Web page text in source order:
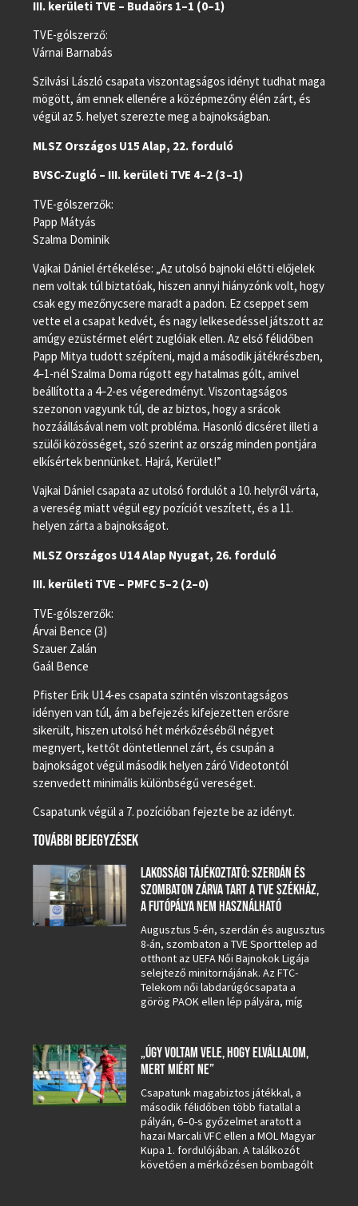
III. kerületi TVE – Budaörs 1–1 (0–1)
TVE-gólszerző:
Várnai Barnabás
Szilvási László csapata viszontagságos idényt tudhat maga
mögött, ám ennek ellenére a középmezőny élén zárt, és
végül az 5. helyet szerezte meg a bajnokságban.
MLSZ Országos U15 Alap, 22. forduló
BVSC-Zugló – III. kerületi TVE 4–2 (3–1)
TVE-gólszerzők:
Papp Mátyás
Szalma Dominik
Vajkai Dániel értékelése: „Az utolsó bajnoki előtti előjelek
nem voltak túl biztatóak, hiszen annyi hiányzónk volt, hogy
csak egy mezőnycsere maradt a padon. Ez cseppet sem
vette el a csapat kedvét, és nagy lelkesedéssel játszott az
amúgy ezüstérmet elért zuglóiak ellen. Az első félidőben
Papp Mitya tudott szépíteni, majd a második játékrészben,
4–1-nél Szalma Doma rúgott egy hatalmas gólt, amivel
beállította a 4–2-es végeredményt. Viszontagságos
szezonon vagyunk túl, de az biztos, hogy a srácok
hozzáállásával nem volt probléma. Hasonló dicséret illeti a
szülői közösséget, szó szerint az ország minden pontjára
elkísértek bennünket. Hajrá, Kerület!”
Vajkai Dániel csapata az utolsó fordulót a 10. helyről várta,
a vereség miatt végül egy pozíciót veszített, és a 11.
helyen zárta a bajnokságot.
MLSZ Országos U14 Alap Nyugat, 26. forduló
III. kerületi TVE – PMFC 5–2 (2–0)
TVE-gólszerzők:
Árvai Bence (3)
Szauer Zalán
Gaál Bence
Pfister Erik U14-es csapata szintén viszontagságos
idényen van túl, ám a befejezés kifejezetten erősre
sikerült, hiszen utolsó hét mérkőzéséből négyet
megnyert, kettőt döntetlennel zárt, és csupán a
bajnokságot végül második helyen záró Videotontól
szenvedett minimális különbségű vereséget.
Csapatunk végül a 7. pozícióban fejezte be az idényt.
TOVÁBBI BEJEGYZÉSEK
LAKOSSÁGI TÁJÉKOZTATÓ: SZERDÁN ÉS
SZOMBATON ZÁRVA TART A TVE SZÉKHÁZ,
A FUTÓPÁLYA NEM HASZNÁLHATÓ
Augusztus 5-én, szerdán és augusztus
8-án, szombaton a TVE Sporttelep ad
otthont az UEFA Női Bajnokok Ligája
selejtező minitornájának. Az FTC-
Telekom női labdarúgócsapata a
görög PAOK ellen lép pályára, míg
„ÚGY VOLTAM VELE, HOGY ELVÁLLALOM,
MERT MIÉRT NE”
Csapatunk magabiztos játékkal, a
második félidőben több fiatallal a
pályán, 6–0-s győzelmet aratott a
hazai Marcali VFC ellen a MOL Magyar
Kupa 1. fordulójában. A találkozót
követően a mérkőzésen bombagólt